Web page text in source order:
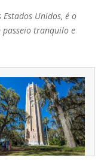
Unidos, é o
tranquilo e